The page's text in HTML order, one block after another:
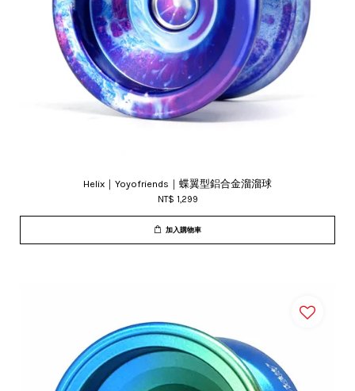
Helix｜Yoyofriends｜蝶翼型鋁合金溜溜球
NT$ 1,299
加入購物車